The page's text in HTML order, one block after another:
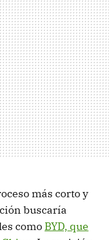
más corto y
buscaría
como BYD, que